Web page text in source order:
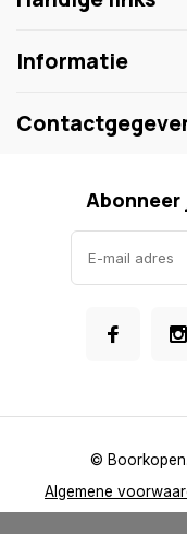
Informatie
Abonneer
Algemene
©